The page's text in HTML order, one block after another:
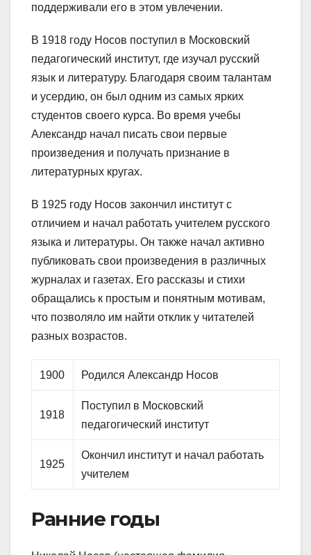
поддерживали его в этом увлечении.
В 1918 году Носов поступил в Московский
педагогический институт, где изучал русский
язык и литературу. Благодаря своим талантам
и усердию, он был одним из самых ярких
студентов своего курса. Во время учебы
Александр начал писать свои первые
произведения и получать признание в
литературных кругах.
В 1925 году Носов закончил институт с
отличием и начал работать учителем русского
языка и литературы. Он также начал активно
публиковать свои произведения в различных
журналах и газетах. Его рассказы и стихи
обращались к простым и понятным мотивам,
что позволяло им найти отклик у читателей
разных возрастов.
1900 Родился Александр Носов
1918
Поступил в Московский
педагогический институт
1925
Окончил институт и начал работать
учителем
Ранние годы